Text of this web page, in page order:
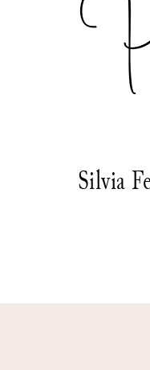
Silvia